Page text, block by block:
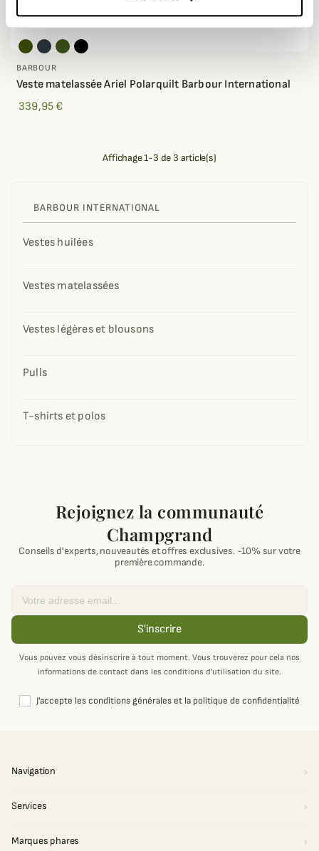
BARBOUR INTERNATIONAL
Vestes huilées
Vestes matelassées
Vestes légères et blousons
Pulls
T-shirts et polos
BARBOUR
Veste matelassée Ariel Polarquilt Barbour International
339,95 €
Affichage 1-3 de 3 article(s)
Rejoignez la communauté
Champgrand
Conseils d'experts, nouveautés et offres exclusives. -10% sur votre
première commande.
S'inscrire
Vous pouvez vous désinscrire à tout moment. Vous trouverez pour cela nos
informations de contact dans les conditions d'utilisation du site.
J'accepte les conditions générales et la politique de confidentialité
Navigation
Services
Marques phares